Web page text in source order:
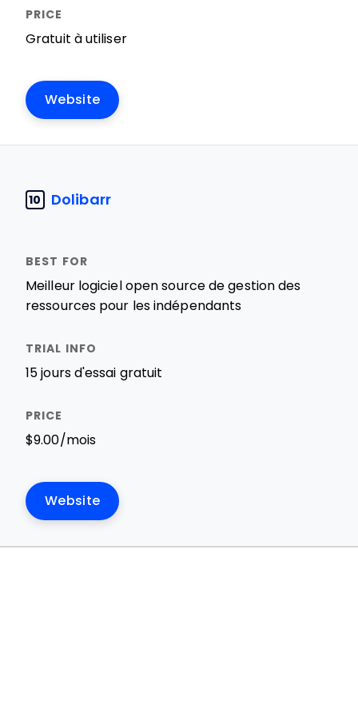
Gratuit à utiliser
Website
10 Dolibarr
Meilleur logiciel open source de gestion des
ressources pour les indépendants
15 jours d'essai gratuit
$9.00/mois
Website